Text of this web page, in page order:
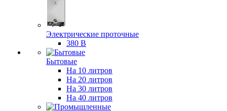
Электрические проточные
380 В
Бытовые
На 10 литров
На 20 литров
На 30 литров
На 40 литров